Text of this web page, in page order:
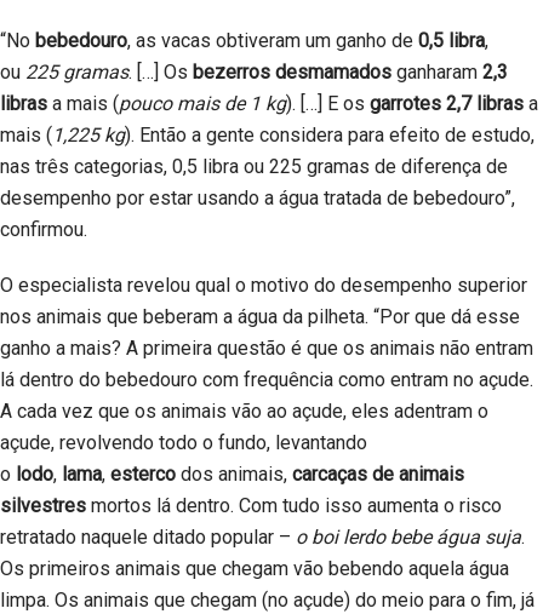
“No bebedouro, as vacas obtiveram um ganho de 0,5 libra,
ou 225 gramas. […] Os bezerros desmamados ganharam 2,3
libras a mais (pouco mais de 1 kg). […] E os garrotes 2,7 libras a
mais ( 1,225 kg). Então a gente considera para efeito de estudo,
nas três categorias, 0,5 libra ou 225 gramas de diferença de
desempenho por estar usando a água tratada de bebedouro”,
confirmou.
O especialista revelou qual o motivo do desempenho superior
nos animais que beberam a água da pilheta. “Por que dá esse
ganho a mais? A primeira questão é que os animais não entram
lá dentro do bebedouro com frequência como entram no açude.
A cada vez que os animais vão ao açude, eles adentram o
açude, revolvendo todo o fundo, levantando
o lodo, lama, esterco dos animais, carcaças de animais
silvestres mortos lá dentro. Com tudo isso aumenta o risco
retratado naquele ditado popular – o boi lerdo bebe água suja.
Os primeiros animais que chegam vão bebendo aquela água
limpa. Os animais que chegam (no açude) do meio para o fim, já